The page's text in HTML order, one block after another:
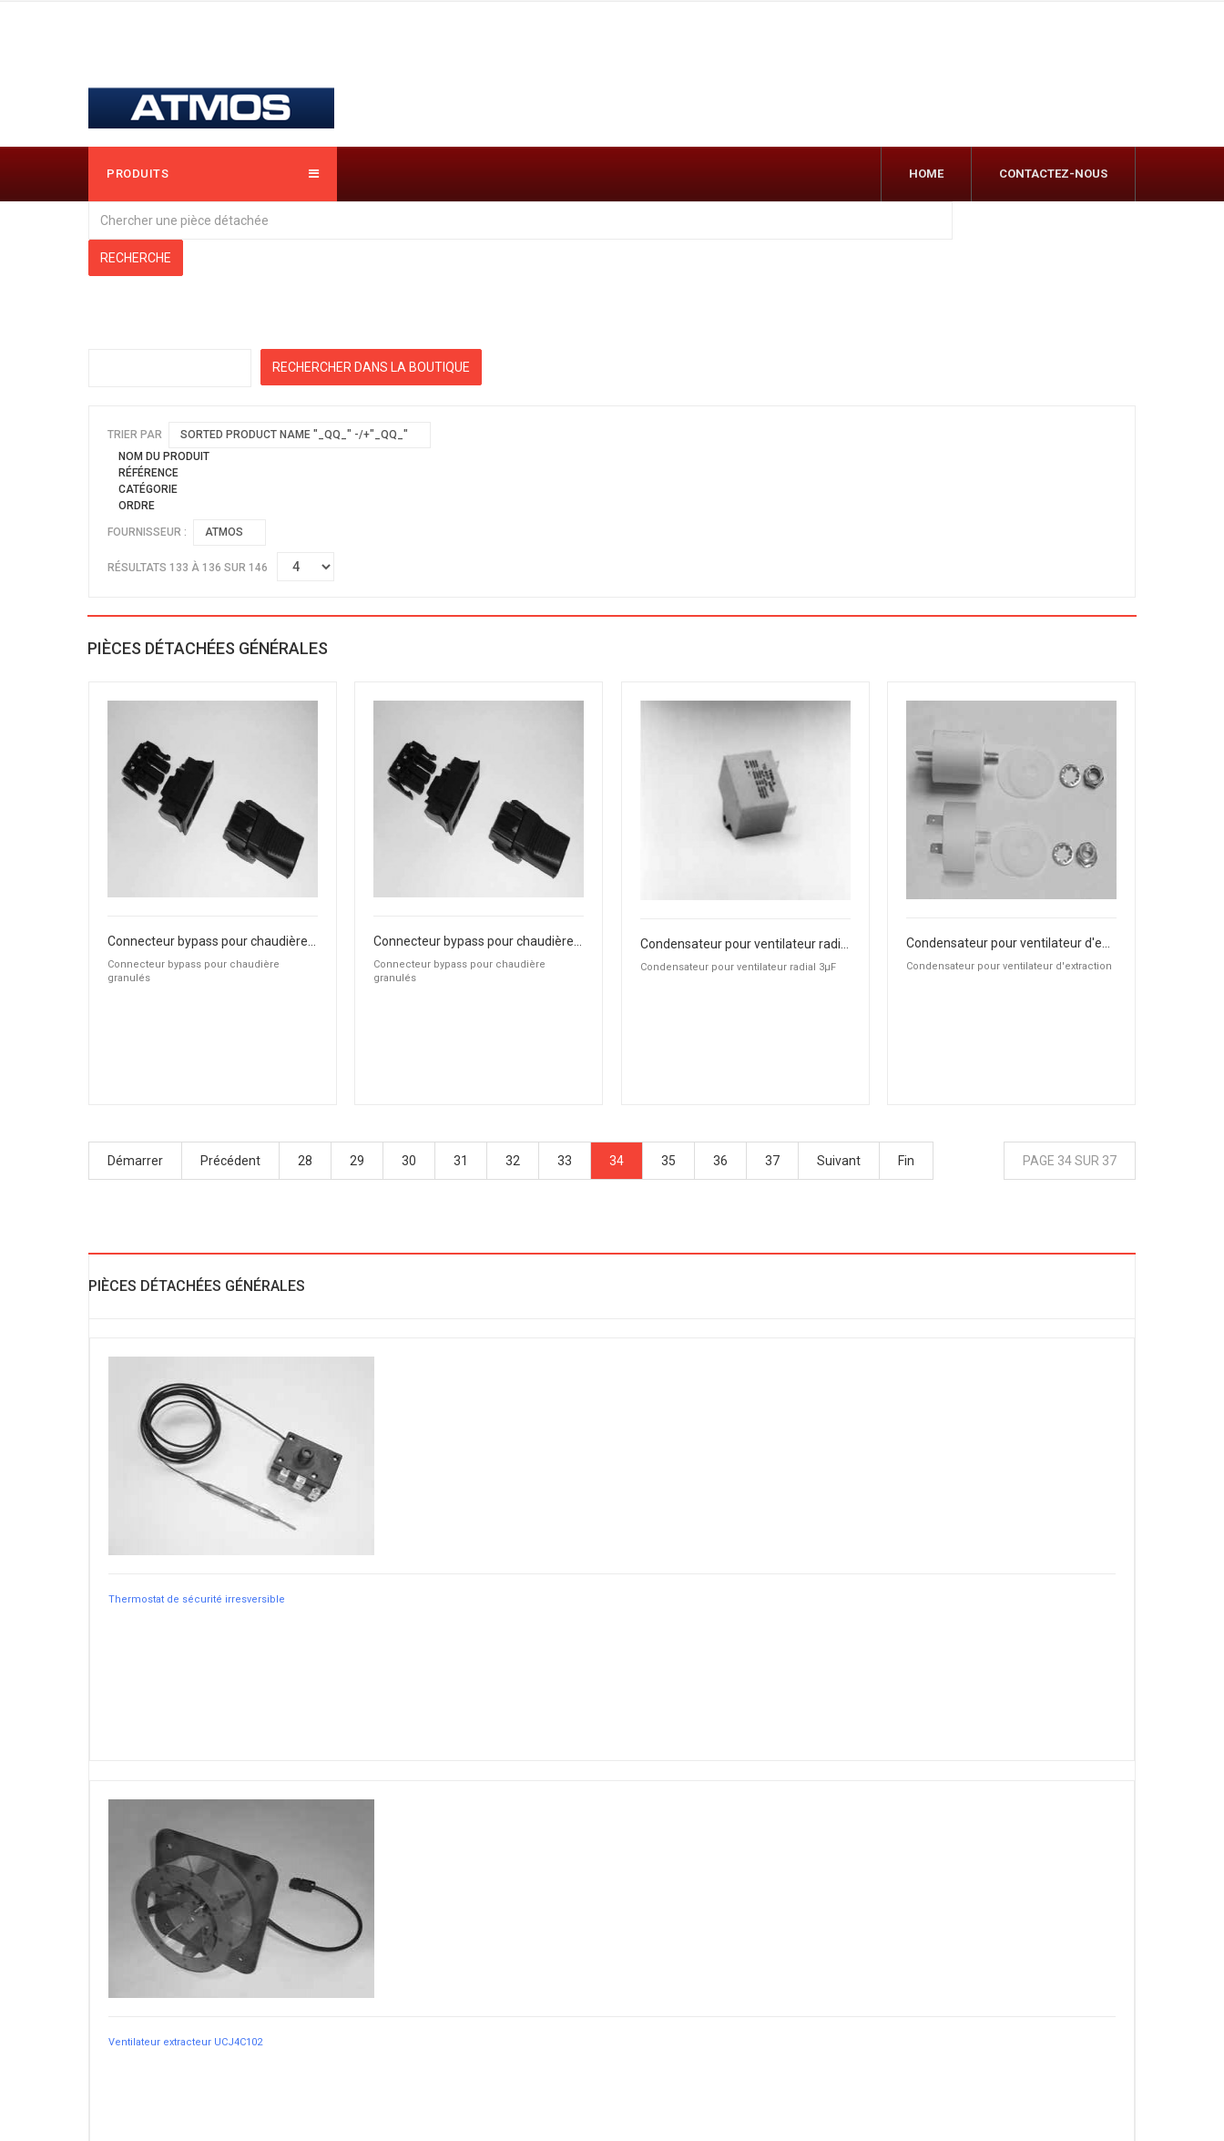
PRODUITS HOME CONTACTEZ-NOUS
TRIER PAR
SORTED PRODUCT NAME "_QQ_" -/+"_QQ_"
NOM DU PRODUIT
RÉFÉRENCE
CATÉGORIE
ORDRE
FOURNISSEUR : ATMOS
RÉSULTATS 133 À 136 SUR 146
PIÈCES DÉTACHÉES GÉNÉRALES
Connecteur bypass pour chaudière
granulés
Connecteur bypass pour chaudière
granulés
Condensateur pour ventilateur radial 3µF Condensateur pour ventilateur d'extraction
Démarrer Précédent 28 29 30 31 32 33 34 35 36 37 Suivant Fin PAGE 34 SUR 37
PIÈCES DÉTACHÉES GÉNÉRALES
Thermostat de sécurité irresversible
Ventilateur extracteur UCJ4C102